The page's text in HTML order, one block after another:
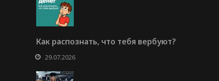
Как распознать, что тебя вербуют?
29.07.2026